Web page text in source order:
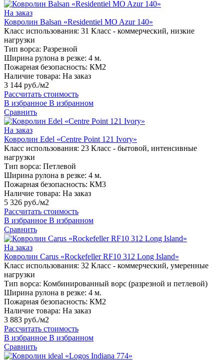
На заказ
Ковролин Balsan «Residentiel MO Azur 140»
Класс использования: 31 Класс - коммерческий, низкие
нагрузки
Тип ворса: Разрезной
Ширина рулона в резке: 4 м.
Пожарная безопасность: КМ2
Наличие товара: На заказ
3 144 руб./м2
Рассчитать стоимость
В избранное В избранном
Сравнить
На заказ
Ковролин Edel «Centre Point 121 Ivory»
Класс использования: 23 Класс - бытовой, интенсивные
нагрузки
Тип ворса: Петлевой
Ширина рулона в резке: 4 м.
Пожарная безопасность: КМ3
Наличие товара: На заказ
5 326 руб./м2
Рассчитать стоимость
В избранное В избранном
Сравнить
На заказ
Ковролин Carus «Rockefeller RF10 312 Long Island»
Класс использования: 32 Класс - коммерческий, умеренные
нагрузки
Тип ворса: Комбинированный ворс (разрезной и петлевой)
Ширина рулона в резке: 4 м.
Пожарная безопасность: КМ2
Наличие товара: На заказ
3 883 руб./м2
Рассчитать стоимость
В избранное В избранном
Сравнить